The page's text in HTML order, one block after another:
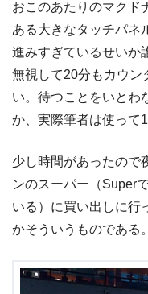
おこのあたりのマクド
ある大きなタッチパネ
進みすぎているせいか
無視して20分もカウン
い。待つことをいとわ
か、実際筆者は使って
少し時間があったので
ンのスーパー（Super
いる）に買い出しに行
かそういうものである。